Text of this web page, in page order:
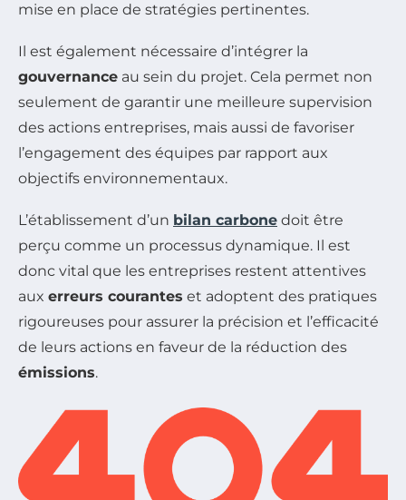
mise en place de stratégies pertinentes.
Il est également nécessaire d’intégrer la
gouvernance au sein du projet. Cela permet non
seulement de garantir une meilleure supervision
des actions entreprises, mais aussi de favoriser
l’engagement des équipes par rapport aux
objectifs environnementaux.
L’établissement d’un bilan carbone doit être
perçu comme un processus dynamique. Il est
donc vital que les entreprises restent attentives
aux erreurs courantes et adoptent des pratiques
rigoureuses pour assurer la précision et l’efficacité
de leurs actions en faveur de la réduction des
émissions.